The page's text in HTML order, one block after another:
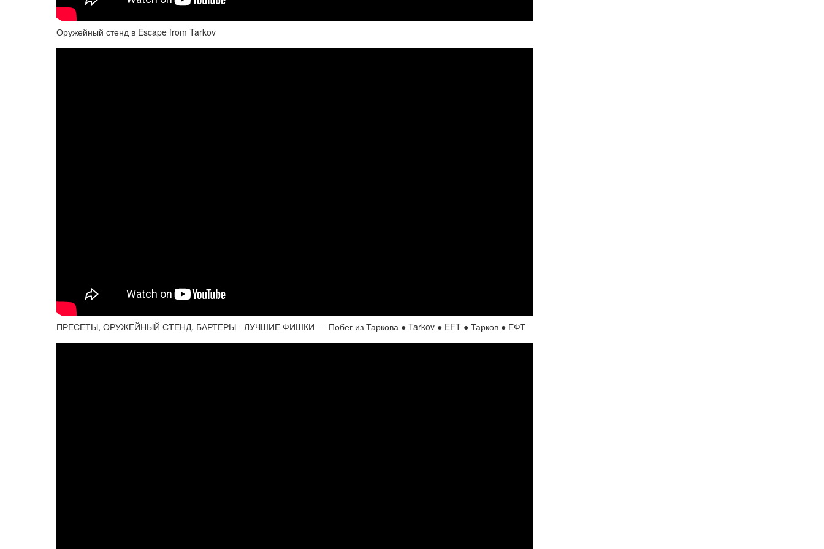
Оружейный стенд в Escape from Tarkov
ПРЕСЕТЫ, ОРУЖЕЙНЫЙ СТЕНД, БАРТЕРЫ - ЛУЧШИЕ ФИШКИ --- Побег из Таркова ● Tarkov ● EFT ● Тарков ● ЕФТ